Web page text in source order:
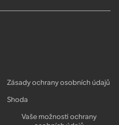
Zásady ochrany osobních údajů
Shoda
Vaše možnosti ochrany